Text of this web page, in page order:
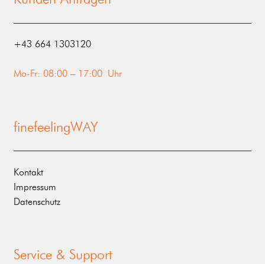
‭+43 664 1303120‬
Mo-Fr: 08:00 – 17:00 Uhr
finefeelingWAY
Kontakt
Impressum
Datenschutz
Service & Support